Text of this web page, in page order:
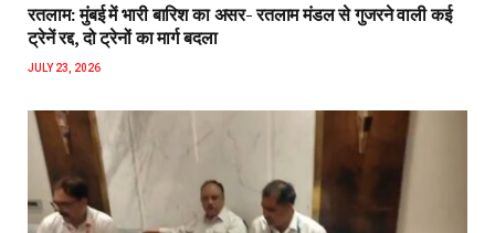
रतलाम: मुंबई में भारी बारिश का असर- रतलाम मंडल से गुजरने वाली कई
ट्रेनें रद्द, दो ट्रेनों का मार्ग बदला
JULY 23, 2026